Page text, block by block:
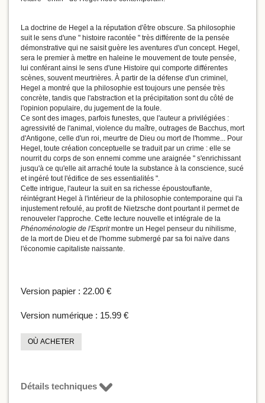
La doctrine de Hegel a la réputation d'être obscure. Sa philosophie
suit le sens d'une " histoire racontée " très différente de la pensée
démonstrative qui ne saisit guère les aventures d'un concept. Hegel,
sera le premier à mettre en haleine le mouvement de toute pensée,
lui conférant ainsi le sens d'une Histoire qui comporte différentes
scènes, souvent meurtrières. À partir de la défense d'un criminel,
Hegel a montré que la philosophie est toujours une pensée très
concrète, tandis que l'abstraction et la précipitation sont du côté de
l'opinion populaire, du jugement de la foule.
Ce sont des images, parfois funestes, que l'auteur a privilégiées :
agressivité de l'animal, violence du maître, outrages de Bacchus, mort
d'Antigone, celle d'un roi, meurtre de Dieu ou mort de l'homme... Pour
Hegel, toute création conceptuelle se traduit par un crime : elle se
nourrit du corps de son ennemi comme une araignée " s'enrichissant
jusqu'à ce qu'elle ait arraché toute la substance à la conscience, sucé
et ingéré tout l'édifice de ses essentialités ".
Cette intrigue, l'auteur la suit en sa richesse époustouflante,
réintégrant Hegel à l'intérieur de la philosophie contemporaine qui l'a
injustement refoulé, au profit de Nietzsche dont pourtant il permet de
renouveler l'approche. Cette lecture nouvelle et intégrale de la
Phénoménologie de l'Espritmontre un Hegel penseur du nihilisme,
de la mort de Dieu et de l'homme submergé par sa foi naïve dans
l'économie capitaliste naissante.
Version papier : 22.00 €
Version numérique : 15.99 €
OÙ ACHETER
Détails techniques